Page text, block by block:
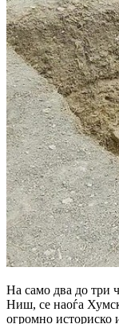
На само два до три
Ниш, се наоѓа
огромно историско